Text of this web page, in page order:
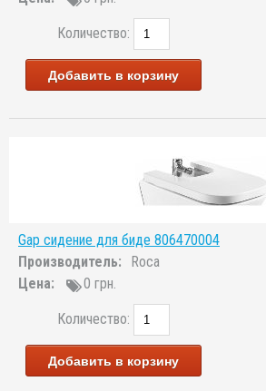
Количество:
Добавить в корзину
Gap сидение для биде 806470004
Производитель:
Roca
Цена:
0 грн.
Количество:
Добавить в корзину